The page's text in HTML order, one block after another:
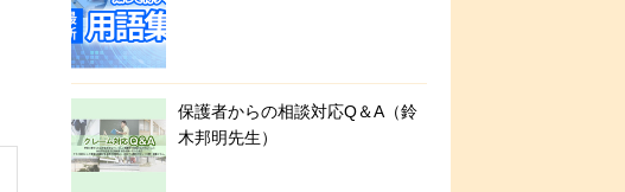
保護者からの相談対応Q＆A（鈴
木邦明先生）